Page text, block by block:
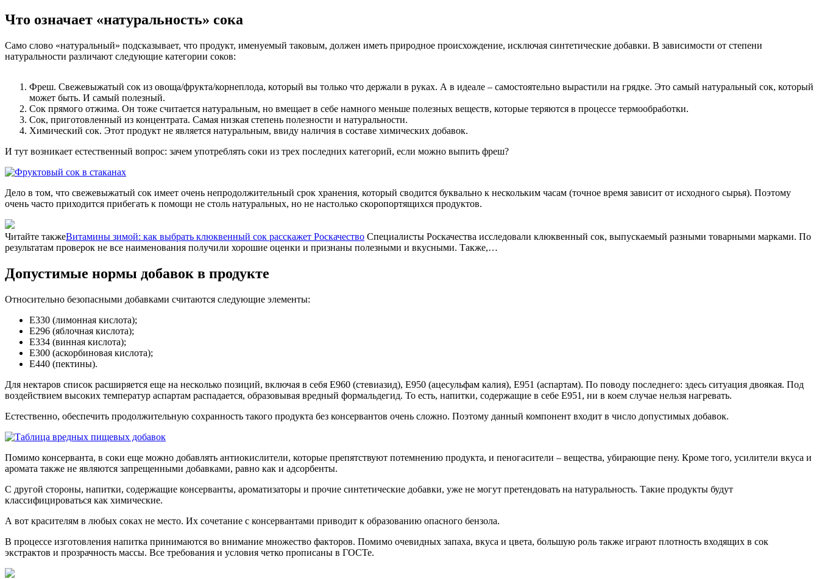
Что означает «натуральность» сока
Само слово «натуральный» подсказывает, что продукт, именуемый таковым, должен иметь природное происхождение, исключая синтетические добавки. В зависимости от степени
натуральности различают следующие категории соков:
Фреш. Свежевыжатый сок из овоща/фрукта/корнеплода, который вы только что держали в руках. А в идеале – самостоятельно вырастили на грядке. Это самый натуральный сок, который
может быть. И самый полезный.
Сок прямого отжима. Он тоже считается натуральным, но вмещает в себе намного меньше полезных веществ, которые теряются в процессе термообработки.
Сок, приготовленный из концентрата. Самая низкая степень полезности и натуральности.
Химический сок. Этот продукт не является натуральным, ввиду наличия в составе химических добавок.
И тут возникает естественный вопрос: зачем употреблять соки из трех последних категорий, если можно выпить фреш?
Дело в том, что свежевыжатый сок имеет очень непродолжительный срок хранения, который сводится буквально к нескольким часам (точное время зависит от исходного сырья). Поэтому
очень часто приходится прибегать к помощи не столь натуральных, но не настолько скоропортящихся продуктов.
Читайте такжеВитамины зимой: как выбрать клюквенный сок расскажет Роскачество Специалисты Роскачества исследовали клюквенный сок, выпускаемый разными товарными марками. По
результатам проверок не все наименования получили хорошие оценки и признаны полезными и вкусными. Также,…
Допустимые нормы добавок в продукте
Относительно безопасными добавками считаются следующие элементы:
Е330 (лимонная кислота);
Е296 (яблочная кислота);
Е334 (винная кислота);
Е300 (аскорбиновая кислота);
Е440 (пектины).
Для нектаров список расширяется еще на несколько позиций, включая в себя Е960 (стевиазид), Е950 (ацесульфам калия), Е951 (аспартам). По поводу последнего: здесь ситуация двоякая. Под
воздействием высоких температур аспартам распадается, образовывая вредный формальдегид. То есть, напитки, содержащие в себе Е951, ни в коем случае нельзя нагревать.
Естественно, обеспечить продолжительную сохранность такого продукта без консервантов очень сложно. Поэтому данный компонент входит в число допустимых добавок.
Помимо консерванта, в соки еще можно добавлять антиокислители, которые препятствуют потемнению продукта, и пеногасители – вещества, убирающие пену. Кроме того, усилители вкуса и
аромата также не являются запрещенными добавками, равно как и адсорбенты.
С другой стороны, напитки, содержащие консерванты, ароматизаторы и прочие синтетические добавки, уже не могут претендовать на натуральность. Такие продукты будут
классифицироваться как химические.
А вот красителям в любых соках не место. Их сочетание с консервантами приводит к образованию опасного бензола.
В процессе изготовления напитка принимаются во внимание множество факторов. Помимо очевидных запаха, вкуса и цвета, большую роль также играют плотность входящих в сок
экстрактов и прозрачность массы. Все требования и условия четко прописаны в ГОСТе.